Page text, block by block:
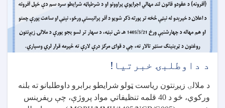
د داوطلبۍ خبرتیا!
د ملالۍ زیږنتون ریاست ټولو شرایطو برابرو داوطلبانو ته بلنه
ورکوي، څو د 40 قلمه تنظیفاتي مواد پروژې، چې ريفرينس